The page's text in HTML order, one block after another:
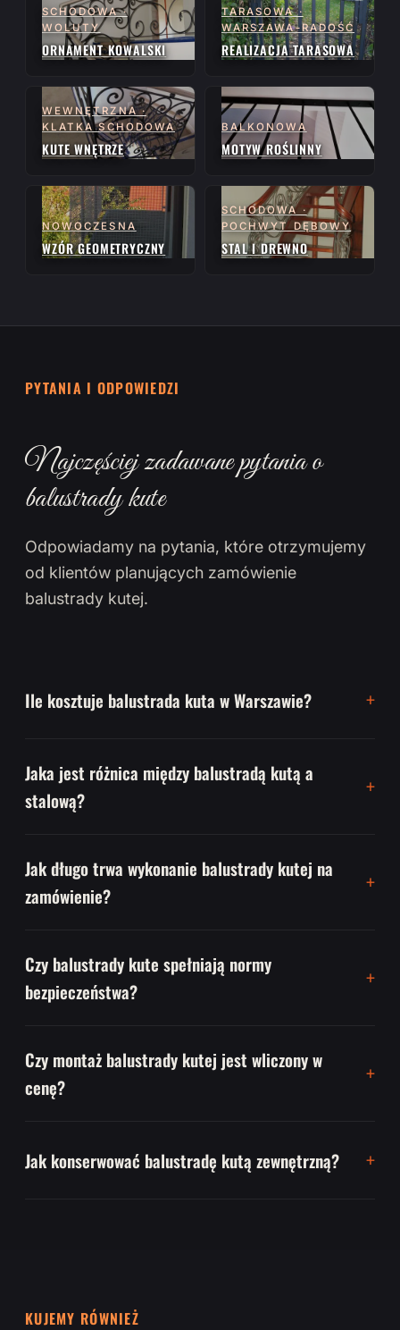
SCHODOWA ·
WOLUTY
ORNAMENT KOWALSKI
TARASOWA ·
WARSZAWA-RADOŚĆ
REALIZACJA TARASOWA
WEWNĘTRZNA ·
KLATKA SCHODOWA
KUTE WNĘTRZE
BALKONOWA
MOTYW ROŚLINNY
NOWOCZESNA
WZÓR GEOMETRYCZNY
SCHODOWA ·
POCHWYT DĘBOWY
STAL I DREWNO
PYTANIA I ODPOWIEDZI
Najczęściej zadawane pytania o
balustrady kute
Odpowiadamy na pytania, które otrzymujemy
od klientów planujących zamówienie
balustrady kutej.
Ile kosztuje balustrada kuta w Warszawie?
Jaka jest różnica między balustradą kutą a
stalową?
Jak długo trwa wykonanie balustrady kutej na
zamówienie?
Czy balustrady kute spełniają normy
bezpieczeństwa?
Czy montaż balustrady kutej jest wliczony w
cenę?
Jak konserwować balustradę kutą zewnętrzną?
KUJEMY RÓWNIEŻ